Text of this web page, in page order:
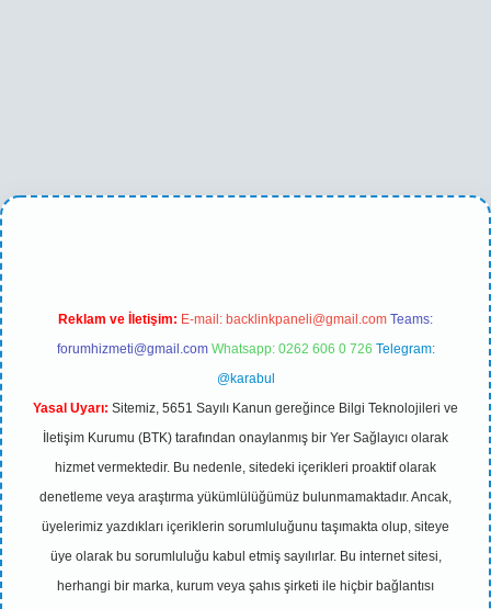
yeni giriş
Reklam ve İletişim: E-mail: backlinkpaneli@gmail.com Teams:
forumhizmeti@gmail.com Whatsapp: 0262 606 0 726 Telegram:
@karabul
Yasal Uyarı: Sitemiz, 5651 Sayılı Kanun gereğince Bilgi Teknolojileri ve
İletişim Kurumu (BTK) tarafından onaylanmış bir Yer Sağlayıcı olarak
hizmet vermektedir. Bu nedenle, sitedeki içerikleri proaktif olarak
denetleme veya araştırma yükümlülüğümüz bulunmamaktadır. Ancak,
üyelerimiz yazdıkları içeriklerin sorumluluğunu taşımakta olup, siteye
üye olarak bu sorumluluğu kabul etmiş sayılırlar. Bu internet sitesi,
herhangi bir marka, kurum veya şahıs şirketi ile hiçbir bağlantısı